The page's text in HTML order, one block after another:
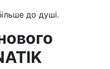
до душі.